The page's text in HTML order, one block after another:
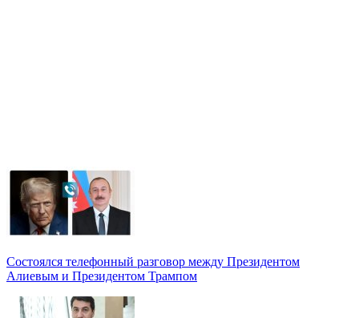
Состоялся телефонный разговор между Президентом
Алиевым и Президентом Трампом